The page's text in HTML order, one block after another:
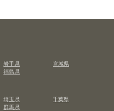
岩手県
宮城県
福島県
埼玉県
千葉県
群馬県